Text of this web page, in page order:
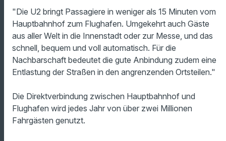
"Die U2 bringt Passagiere in weniger als 15 Minuten vom
Hauptbahnhof zum Flughafen. Umgekehrt auch Gäste
aus aller Welt in die Innenstadt oder zur Messe, und das
schnell, bequem und voll automatisch. Für die
Nachbarschaft bedeutet die gute Anbindung zudem eine
Entlastung der Straßen in den angrenzenden Ortsteilen."
Die Direktverbindung zwischen Hauptbahnhof und
Flughafen wird jedes Jahr von über zwei Millionen
Fahrgästen genutzt.